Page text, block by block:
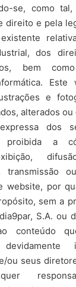
se, como
direito e pela
dos
bem
Este
e
alterados
dos
proibida a
transmissão
website, por
sem a
S.A. ou
conteúdo
ou seus